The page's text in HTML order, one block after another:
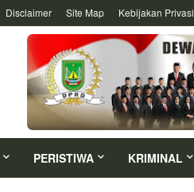
Disclaimer Site Map Kebijakan Privasi
PERISTIWA KRIMINAL